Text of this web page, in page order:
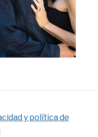
y política de